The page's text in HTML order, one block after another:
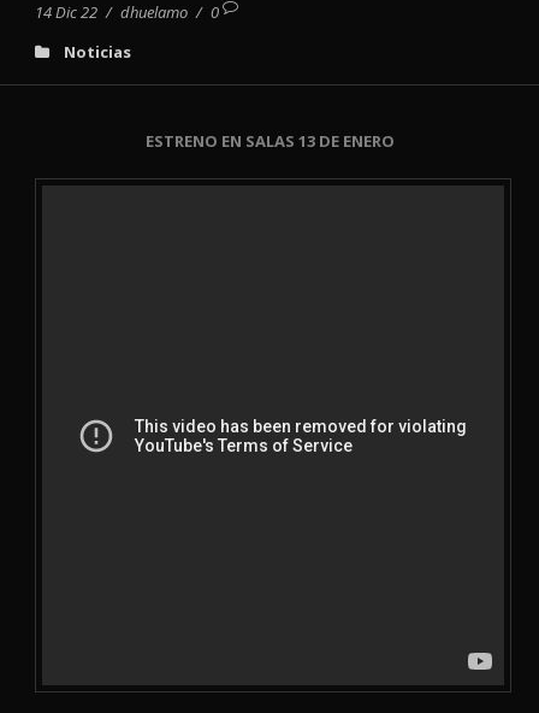
14 Dic 22 / dhuelamo / 0
Noticias
ESTRENO EN SALAS 13 DE ENERO